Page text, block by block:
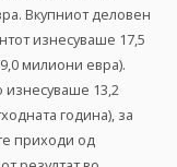
Вкупниот деловен
изнесуваше 17,5
милиони евра).
изнесуваше 13,2
година), за
приходи од